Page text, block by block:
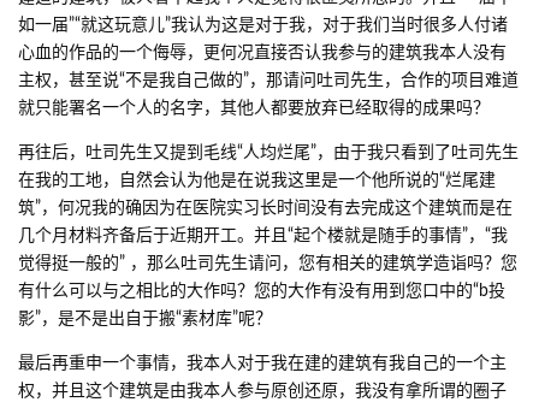
的话产生了异议，虽然一个只是刚刚封顶底层建筑的毛坯房很难说
有什么“创意”和“美感”可言，但是该建筑的确也是我参与制作的，还
原假面骑士剧中并没有实体存在的仅有图片的飞电智能大楼，我
想，这建筑我是有一定主权和创意在这里的。毕竟还原一个现实并
能从一个未完成的毛坯房就看出来这个建筑本身是无创意的呢？
其次，各位应该都知道xekr这个up主，很多人应该都在使用他的资
源包和材质，但是他本人实际上是专门学习建筑学相关专业的，他
建造的建筑，被人看不起我个人是觉得很匪夷所思的。并且“一届不
如一届”“就这玩意儿”我认为这是对于我，对于我们当时很多人付诸
心血的作品的一个侮辱，更何况直接否认我参与的建筑我本人没有
就只能署名一个人的名字，其他人都要放弃已经取得的成果吗？